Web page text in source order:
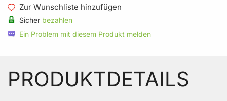
Zur Wunschliste hinzufügen
Sicher bezahlen
Ein Problem mit diesem Produkt melden
PRODUKTDETAILS